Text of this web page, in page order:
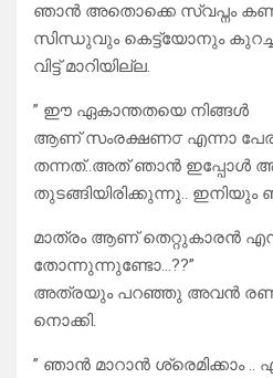
ഞാൻ അതൊക്കെ സ്വപ്നം
സിന്ധുവും കെട്ട്യോനും
വിട്ട് മാറിയില്ല.
” ഈ ഏകാന്തതയെ നിങ്ങൾ
ആണ് സംരക്ഷണ൦ എന്നാ
തന്നത്..അത് ഞാൻ ഇപ്പോൾ
തുടങ്ങിയിരിക്കുന്നു.. ഇനിയും
മാത്രം ആണ് തെറ്റുകാരൻ
തോന്നുന്നുണ്ടോ…??”
അത്രയും പറഞ്ഞു അവൻ രണ്ട്
നൊക്കി.
” ഞാൻ മാറാൻ ശ്രെമിക്കാം